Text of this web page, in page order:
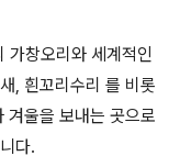
가창오리와 세계적인
, 흰꼬리수리 를 비롯
울을 보내는 곳으로
다.